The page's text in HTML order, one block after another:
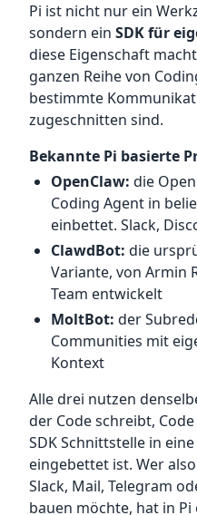
Pi ist nicht nur ein
sondern ein SDK für
diese Eigenschaft
ganzen Reihe von
bestimmte
zugeschnitten sind.
Bekannte Pi basierte
OpenClaw: die
Coding Agent in
einbettet. Slack,
ClawdBot: die
Variante, von Armin
Team entwickelt
MoltBot: der
Communities mit
Kontext
Alle drei nutzen
der Code schreibt,
SDK Schnittstelle in
eingebettet ist. Wer
Slack, Mail, Telegram
bauen möchte, hat in